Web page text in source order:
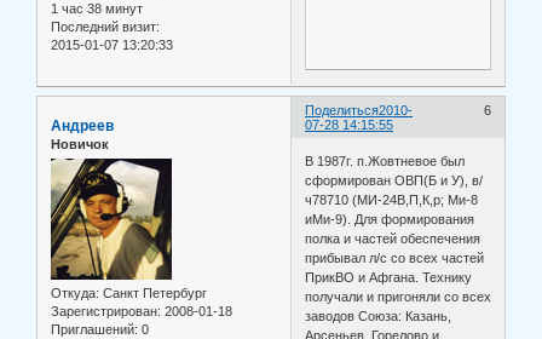
1 час 38 минут
Последний визит:
2015-01-07 13:20:33
Поделиться 6
2010-
07-28 14:15:55
Андреев
Новичок
Откуда: Санкт Петербург
Зарегистрирован: 2008-01-18
Приглашений: 0
В 1987г. п.Жовтневое был
сформирован ОВП(Б и У), в/
ч78710 (МИ-24В,П,К,р; Ми-8
иМи-9). Для формирования
полка и частей обеспечения
прибывал л/с со всех частей
ПрикВО и Афгана. Технику
получали и пригоняли со всех
заводов Союза: Казань,
Арсеньев, Горелово и